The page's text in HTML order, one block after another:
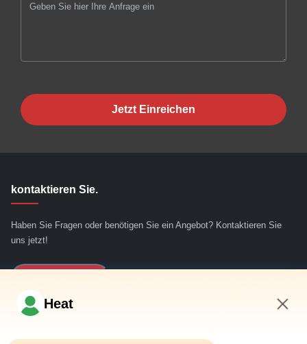
Jetzt Einreichen
kontaktieren Sie.
Haben Sie Fragen oder benötigen Sie ein Angebot? Kontaktieren Sie
uns jetzt!
Schnelllinks
Heat